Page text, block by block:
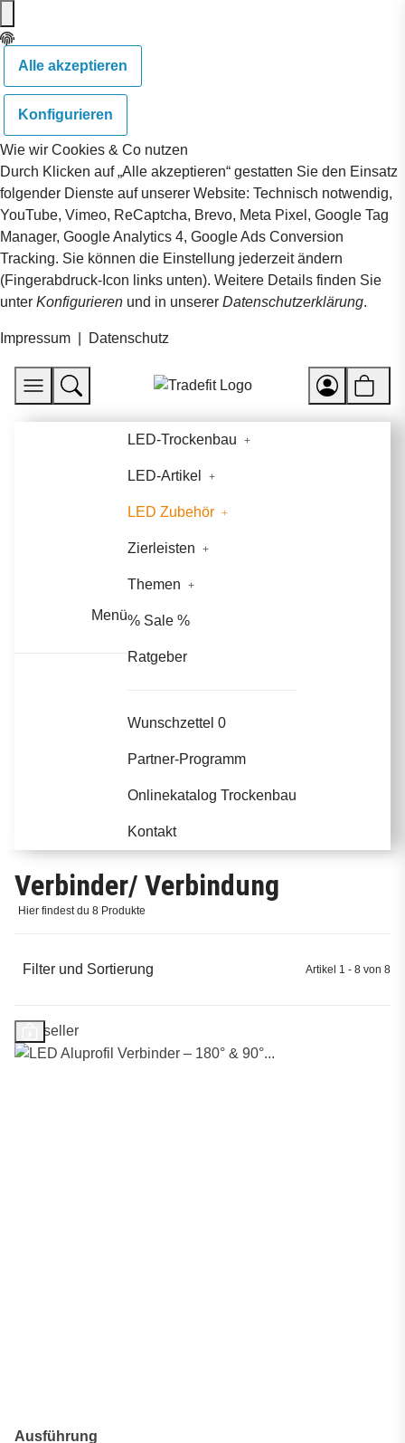
Alle akzeptieren
Konfigurieren
Wie wir Cookies & Co nutzen
Durch Klicken auf „Alle akzeptieren“ gestatten Sie den Einsatz
folgender Dienste auf unserer Website: Technisch notwendig,
YouTube, Vimeo, ReCaptcha, Brevo, Meta Pixel, Google Tag
Manager, Google Analytics 4, Google Ads Conversion
Tracking. Sie können die Einstellung jederzeit ändern
(Fingerabdruck-Icon links unten). Weitere Details finden Sie
unter Konfigurieren und in unserer Datenschutzerklärung.
Impressum Datenschutz
Menü
LED-Trockenbau
LED-Artikel
LED Zubehör
Zierleisten
Themen
% Sale %
Ratgeber
Wunschzettel 0
Partner-Programm
Onlinekatalog Trockenbau
Kontakt
Verbinder/ Verbindung
Hier findest du 8 Produkte
Filter und Sortierung Artikel 1 - 8 von 8
Bestseller
Ausführung